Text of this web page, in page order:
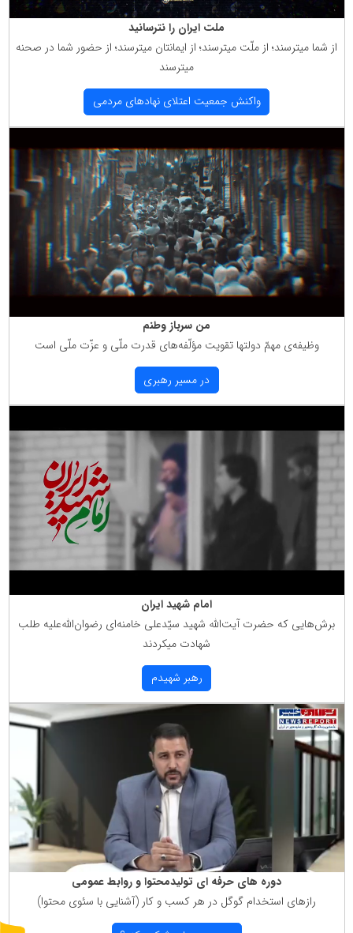
ملت ایران را نترسانید
از شما میترسند؛ از ملّت میترسند؛ از ایمانتان میترسند؛ از حضور شما در صحنه
میترسند
واكنش جمعیت اعتلای نهادهای مردمی
من سرباز وطنم
وظیفه‌ی مهمّ دولتها تقویت مؤلّفه‌های قدرت ملّی و عزّت ملّی است
در مسیر رهبری
امام شهید ایران
برش‌هایی كه حضرت آیت‌الله شهید سیّدعلی خامنه‌ای رضوان‌الله‌علیه طلب
شهادت میكردند
رهبر شهیدم
دوره های حرفه ای تولیدمحتوا و روابط عمومی
رازهای استخدام گوگل در هر كسب و كار (آشنایی با سئوی محتوا)